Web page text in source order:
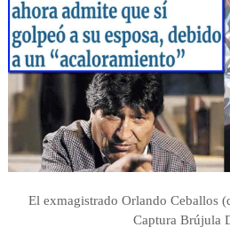
El exmagistrado Orlando Ceballos
Captura Brújula